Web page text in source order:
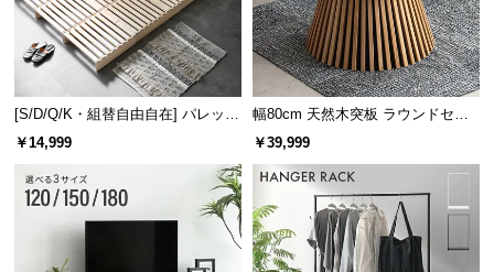
UV防止材 約3%
錆びにくいアルミ製はと目
はと目は錆びにくいアルミ製。軽量でありながら丈
[S/D/Q/K・組替自由自在] パレット
ベッド 8/12/16枚セット
￥14,999
幅80cm 天然木突板 ラウンドセン
ターテーブル 美しい格子デザイン
￥39,999